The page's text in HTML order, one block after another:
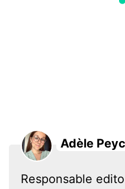
Adèle
Responsable